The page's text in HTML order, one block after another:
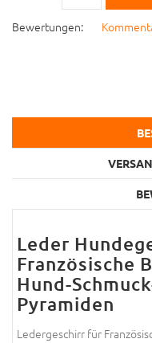
Bewertungen:
Leder
Französische
Hund-
Pyramiden
Ledergeschirr für